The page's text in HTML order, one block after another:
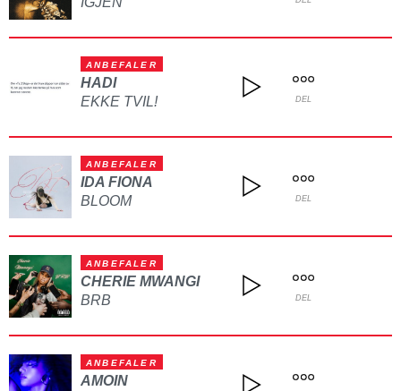
ANBEFALER
HADI
EKKE TVIL!
DEL
ANBEFALER
IDA FIONA
BLOOM
DEL
ANBEFALER
CHERIE MWANGI
BRB
DEL
ANBEFALER
AMOIN